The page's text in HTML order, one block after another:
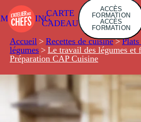
CARTE
CADEAU
ACCÈS
FORMATION
ACCÈS
FORMATION
Accueil > Recettes de cuisine > Plats
légumes > Le travail des légumes et
Préparation CAP Cuisine